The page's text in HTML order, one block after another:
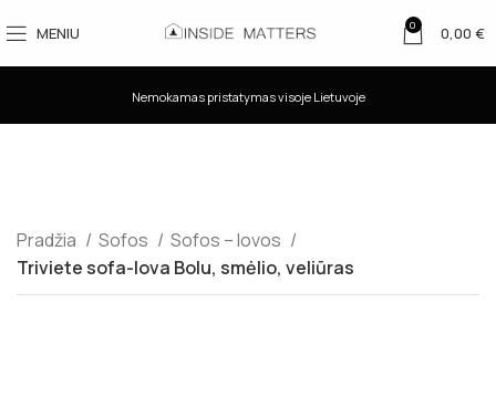
MENIU 0 0,00 €
Nemokamas pristatymas visoje Lietuvoje
Pradžia Sofos
Sofos – lovos
Triviete sofa-lova Bolu, smėlio, veliūras